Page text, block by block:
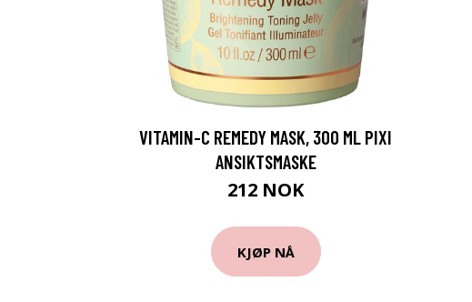
VITAMIN-C REMEDY MASK, 300 ML PIXI
ANSIKTSMASKE
212 NOK
KJØP NÅ